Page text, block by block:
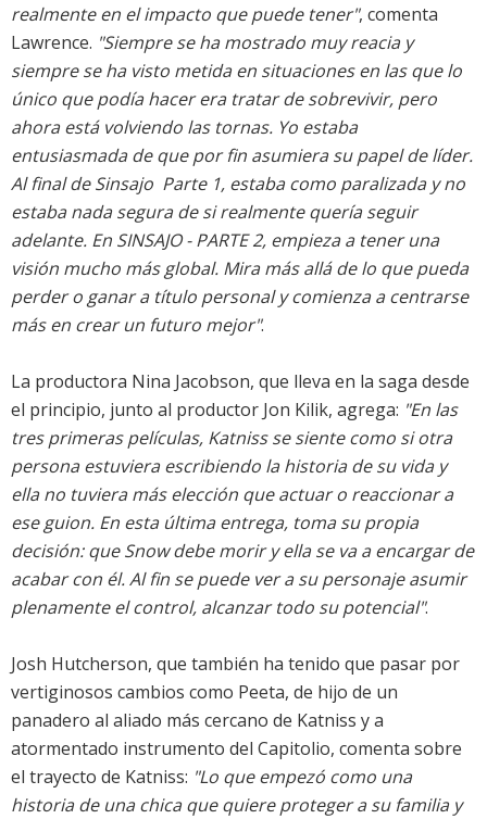
realmente en el impacto que puede tener", comenta
Lawrence. "Siempre se ha mostrado muy reacia y
siempre se ha visto metida en situaciones en las que lo
único que podía hacer era tratar de sobrevivir, pero
ahora está volviendo las tornas. Yo estaba
entusiasmada de que por fin asumiera su papel de líder.
Al final de Sinsajo  Parte 1, estaba como paralizada y no
estaba nada segura de si realmente quería seguir
adelante. En SINSAJO - PARTE 2, empieza a tener una
visión mucho más global. Mira más allá de lo que pueda
perder o ganar a título personal y comienza a centrarse
más en crear un futuro mejor".
La productora Nina Jacobson, que lleva en la saga desde
el principio, junto al productor Jon Kilik, agrega: "En las
tres primeras películas, Katniss se siente como si otra
persona estuviera escribiendo la historia de su vida y
ella no tuviera más elección que actuar o reaccionar a
ese guion. En esta última entrega, toma su propia
decisión: que Snow debe morir y ella se va a encargar de
acabar con él. Al fin se puede ver a su personaje asumir
plenamente el control, alcanzar todo su potencial".
Josh Hutcherson, que también ha tenido que pasar por
vertiginosos cambios como Peeta, de hijo de un
panadero al aliado más cercano de Katniss y a
atormentado instrumento del Capitolio, comenta sobre
el trayecto de Katniss: "Lo que empezó como una
historia de una chica que quiere proteger a su familia y